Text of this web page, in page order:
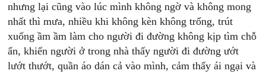
nhưng lại cũng vào lúc mình không ngờ và không mong
nhất thì mưa, nhiều khi không kèn không trống, trút
xuống ầm ầm làm cho người đi đường không kịp tìm chỗ
ẩn, khiến người ở trong nhà thấy người đi đường ướt
lướt thướt, quần áo dán cả vào mình, cảm thấy ái ngại và